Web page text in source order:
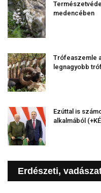
medencében
Trófeaszemle
legnagyobb
Ezúttal is
alkalmából
Erdészeti,